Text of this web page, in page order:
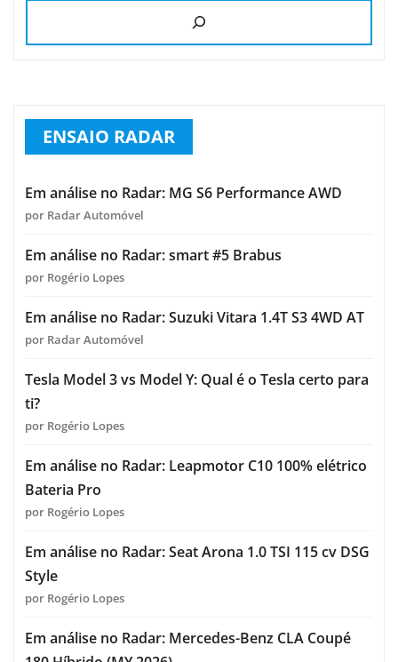
ENSAIO RADAR
Em análise no Radar: MG S6 Performance AWD
por Radar Automóvel
Em análise no Radar: smart #5 Brabus
por Rogério Lopes
Em análise no Radar: Suzuki Vitara 1.4T S3 4WD AT
por Radar Automóvel
Tesla Model 3 vs Model Y: Qual é o Tesla certo para
ti?
por Rogério Lopes
Em análise no Radar: Leapmotor C10 100% elétrico
Bateria Pro
por Rogério Lopes
Em análise no Radar: Seat Arona 1.0 TSI 115 cv DSG
Style
por Rogério Lopes
Em análise no Radar: Mercedes-Benz CLA Coupé